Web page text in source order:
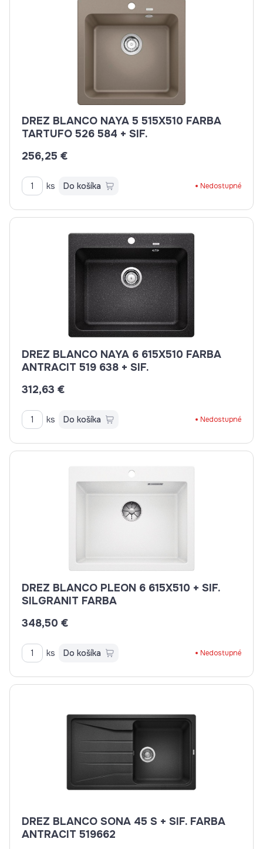
DREZ BLANCO NAYA 5 515X510 FARBA
TARTUFO 526 584 + SIF.
256,25 €
ks Do košíka Nedostupné
DREZ BLANCO NAYA 6 615X510 FARBA
ANTRACIT 519 638 + SIF.
312,63 €
ks Do košíka Nedostupné
DREZ BLANCO PLEON 6 615X510 + SIF.
SILGRANIT FARBA
348,50 €
ks Do košíka Nedostupné
DREZ BLANCO SONA 45 S + SIF. FARBA
ANTRACIT 519662